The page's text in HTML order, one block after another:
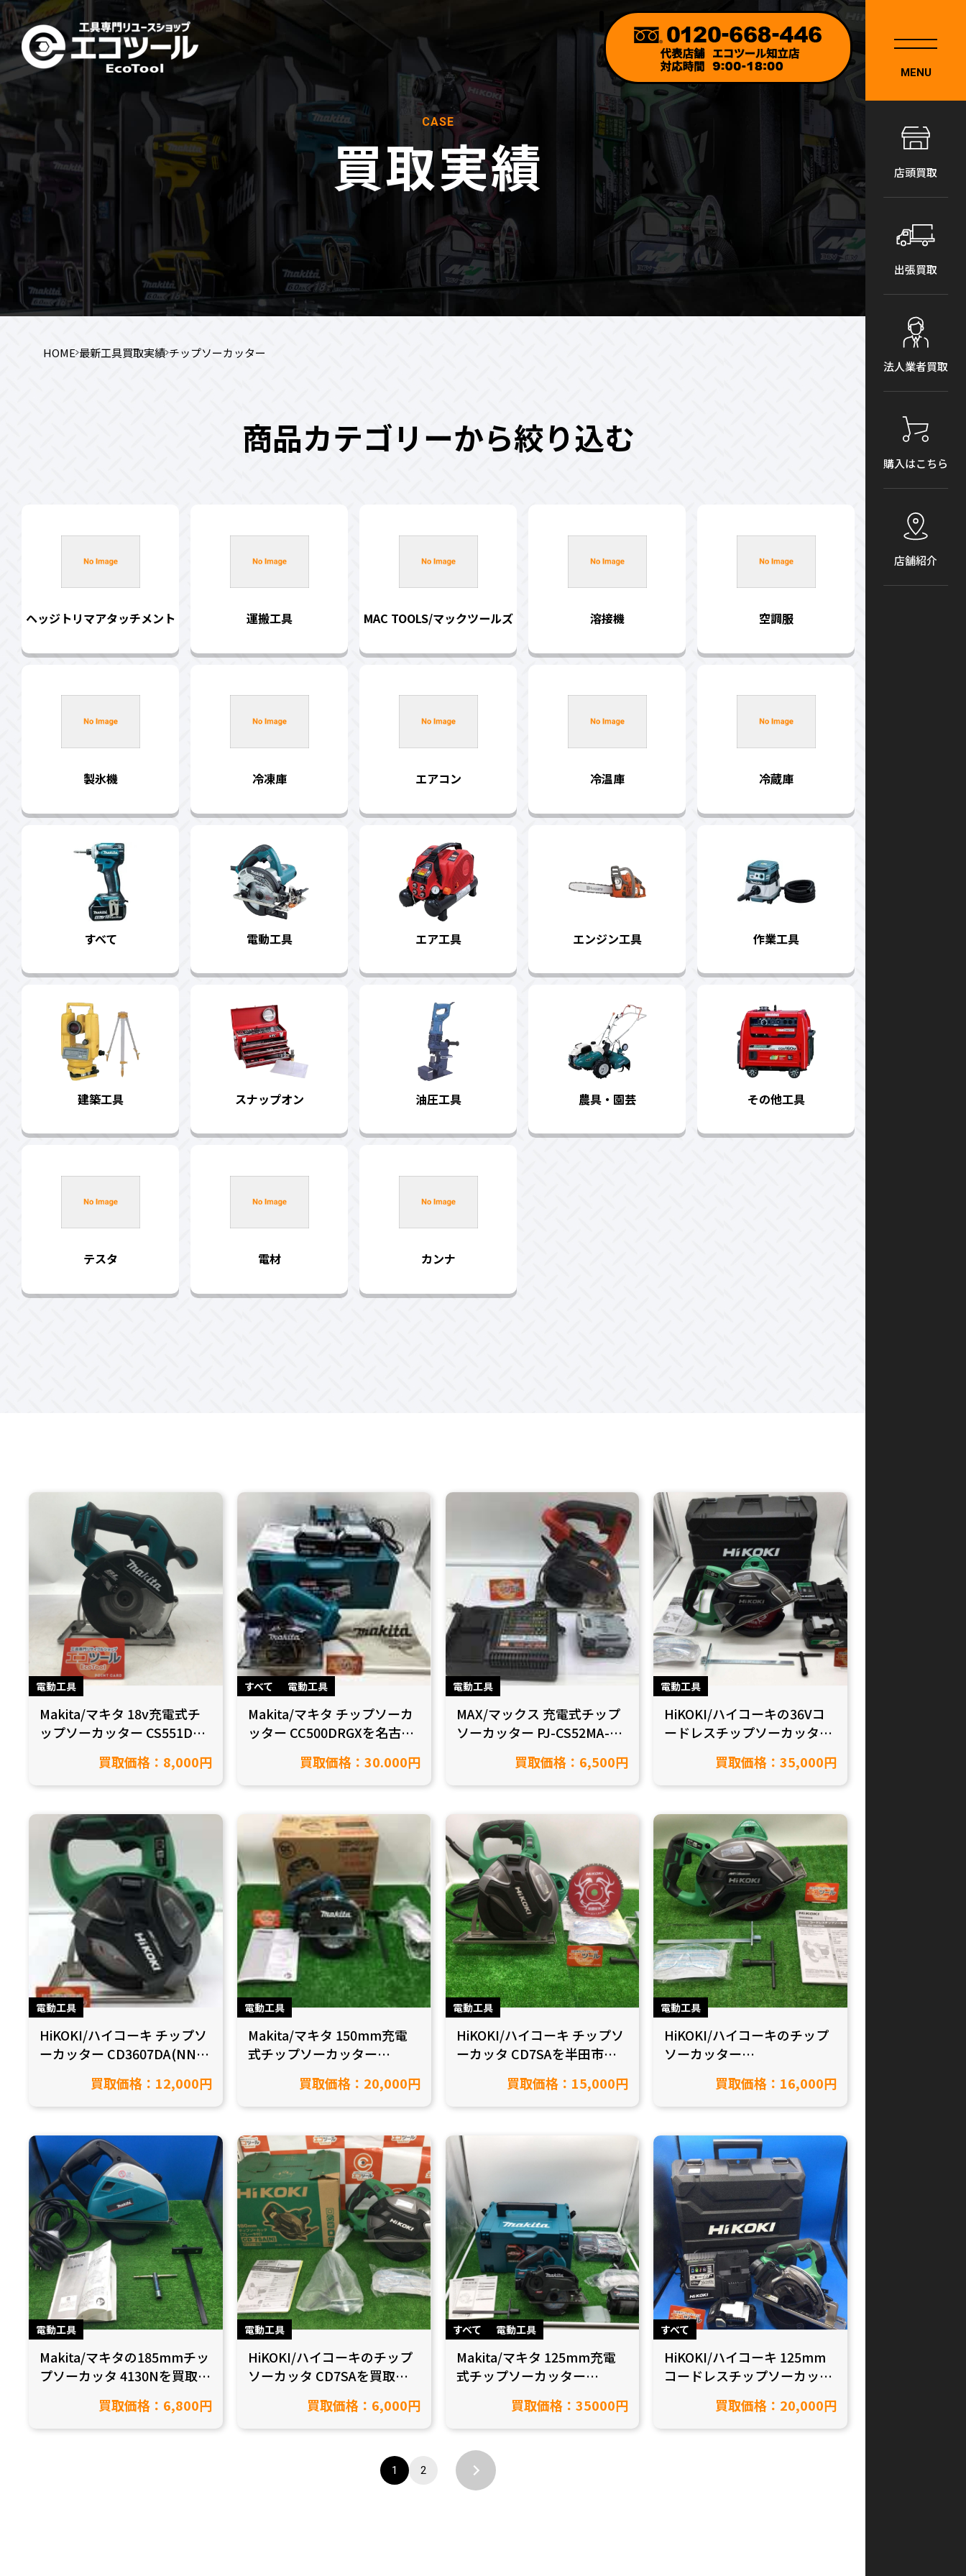
MENU
店頭買取
出張買取
法人業者買取
購入はこちら
店舗紹介
CASE
買取実績
HOME 最新工具買取実績 チップソーカッター
商品カテゴリーから絞り込む
ヘッジトリマアタッチメント 運搬工具 MAC TOOLS/マックツールズ 溶接機 空調服
製氷機 冷凍庫 エアコン 冷温庫 冷蔵庫
すべて 電動工具 エア工具 エンジン工具 作業工具
建築工具 スナップオン 油圧工具 農具・園芸 その他工具
テスタ 電材 カンナ
電動工具
Makita/マキタ 18v充電式チ
ップソーカッター CS551DZ
小牧市/工具買取】買取価格：8,000円
すべて 電動工具
Makita/マキタ チップソーカ
ッター CC500DRGXを名古屋
た！ 【愛知県知立市/工具買
取】
買取価格：30.000円
電動工具
MAX/マックス 充電式チップ
ソーカッター PJ-CS52MA-BC
岡崎市/工具買取】買取価格：6,500円
電動工具
HiKOKI/ハイコーキの36Vコ
ードレスチップソーカッター
した！【愛知県豊田市/工具
買取】
買取価格：35,000円
電動工具
HiKOKI/ハイコーキ チップソ
ーカッター CD3607DA(NN)
を買取致しました！【愛知県
岡崎市/工具買取】
買取価格：12,000円
電動工具
Makita/マキタ 150mm充電
式チップソーカッター
CS553DZSを買取致しまし
た！【愛知県岡崎市/工具買
取】
買取価格：20,000円
電動工具
HiKOKI/ハイコーキ チップソ
ーカッタ CD7SAを半田市在
住のお客様から買取致しまし
た！【愛知県岡崎市/工具買
取】
買取価格：15,000円
電動工具
HiKOKI/ハイコーキのチップ
ソーカッター
CD3607DA(NN)を買取致しま
した！【愛知県豊田市/工具
買取】
買取価格：16,000円
電動工具
Makita/マキタの185mmチッ
プソーカッタ 4130Nを買取致
工具買取】買取価格：6,800円
電動工具
HiKOKI/ハイコーキのチップ
ソーカッタ CD7SAを買取致
工具買取】買取価格：6,000円
すべて 電動工具
Makita/マキタ 125mm充電
式チップソーカッター
在住のお客様から買取致しま
した！【愛知県名古屋市/工
具買取】
買取価格：35000円
すべて
HiKOKI/ハイコーキ 125mm
コードレスチップソーカッタ
ました！【愛知県岡崎市/工
具買取】
買取価格：20,000円
1 2